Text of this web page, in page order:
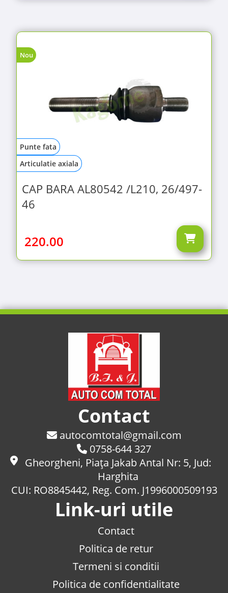
Nou
Punte fata
Articulatie axiala
CAP BARA AL80542 /L210, 26/497-
46
220.00
Contact
autocomtotal@gmail.com
0758-644 327
Gheorgheni, Piaţa Jakab Antal Nr: 5, Jud:
Harghita
CUI: RO8845442, Reg. Com. J1996000509193
Link-uri utile
Contact
Politica de retur
Termeni si conditii
Politica de confidentialitate